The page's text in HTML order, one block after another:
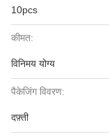
10pcs
कीमत:
विनिमय योग्य
पैकेजिंग विवरण:
दफ़्ती